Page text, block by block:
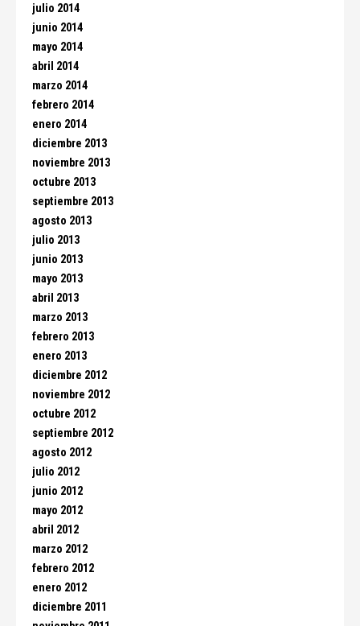
julio 2014
junio 2014
mayo 2014
abril 2014
marzo 2014
febrero 2014
enero 2014
diciembre 2013
noviembre 2013
octubre 2013
septiembre 2013
agosto 2013
julio 2013
junio 2013
mayo 2013
abril 2013
marzo 2013
febrero 2013
enero 2013
diciembre 2012
noviembre 2012
octubre 2012
septiembre 2012
agosto 2012
julio 2012
junio 2012
mayo 2012
abril 2012
marzo 2012
febrero 2012
enero 2012
diciembre 2011